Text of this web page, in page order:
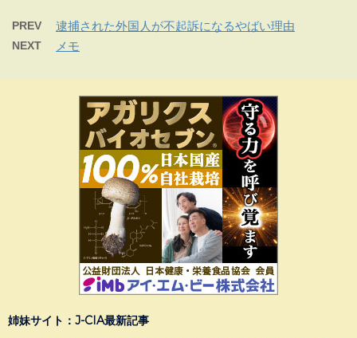
PREV 逮捕された外国人が不起訴になるやばい理由
NEXT メモ
姉妹サイト：J-CIA最新記事